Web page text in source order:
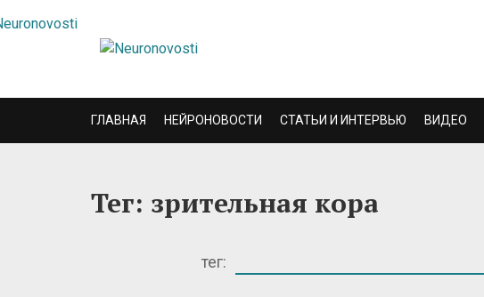
ГЛАВНАЯ НЕЙРОНОВОСТИ СТАТЬИ И ИНТЕРВЬЮ ВИДЕО
Тег: зрительная кора
тег: